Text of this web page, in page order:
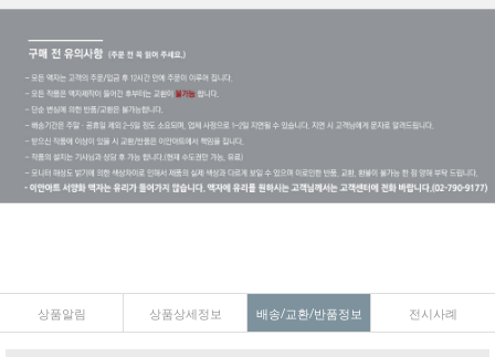
상품알림 상품상세정보 배송/교환/반품정보 전시사례